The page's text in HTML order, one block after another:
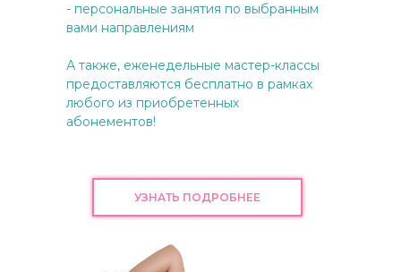
- персональные занятия по выбранным
вами направлениям
А также, еженедельные мастер-классы
предоставляются бесплатно в рамках
любого из приобретенных
абонементов!
УЗНАТЬ ПОДРОБНЕЕ